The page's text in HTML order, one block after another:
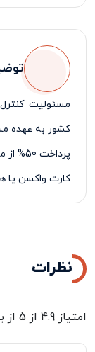
لیدر فارسی زبان
مسئولیت
کشور به عهده
پرداخت 50% از مبلغ کل تور در زمان ثبت نام الزامی می‌باشد.
کارت واکسن یا
نظرات
امتیاز 4.9 از 5 از